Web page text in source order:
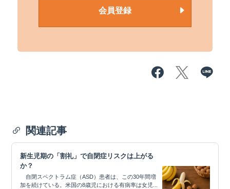
会員登録
関連記事
新生児期の「割礼」で自閉症リスクは上がる
か？
自閉スペクトラム症（ASD）患者は、この30年間増
加を続けている。米国の8歳児における有病率は女児...